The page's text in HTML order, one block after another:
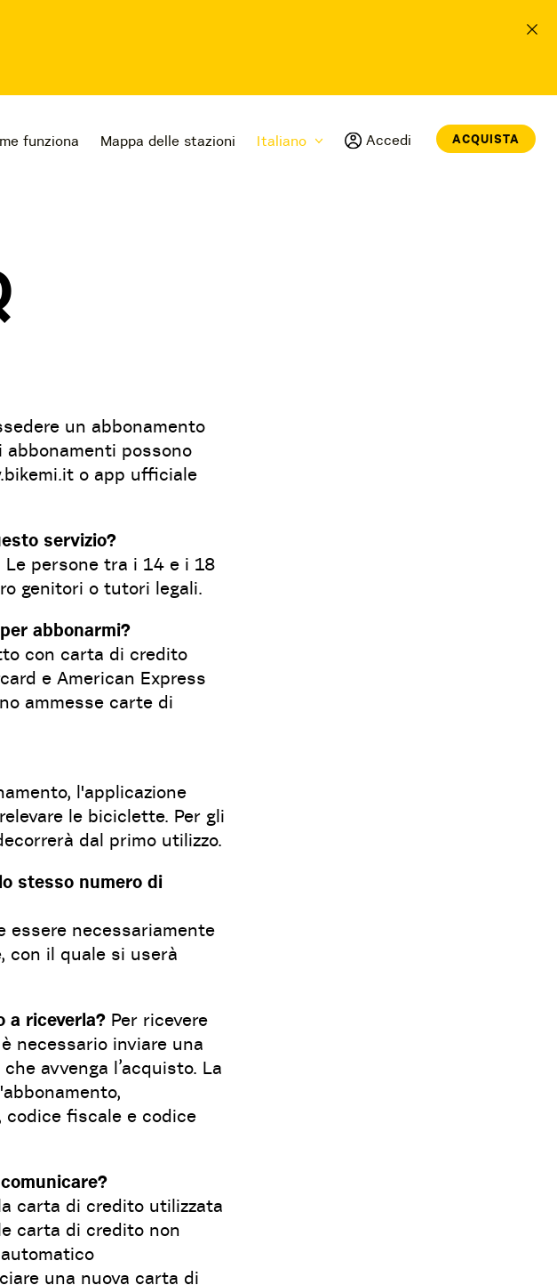
funziona Mappa delle stazioni Italiano Accedi ACQUISTA
un abbonamento
abbonamenti possono
o app ufficiale
servizio?
Le persone tra i 14 e i 18
genitori o tutori legali.
abbonarmi?
con carta di credito
e American Express
ammesse carte di
l'applicazione
le biciclette. Per gli
dal primo utilizzo.
stesso numero di
essere necessariamente
con il quale si userà
a riceverla? Per ricevere
necessario inviare una
avvenga l’acquisto. La
fiscale e codice
carta di credito utilizzata
carta di credito non
una nuova carta di